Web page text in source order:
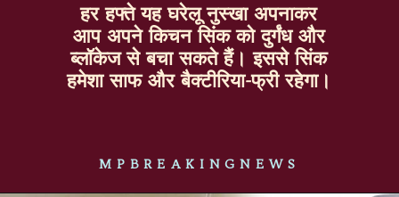
MPBREAKINGNEWS
हर हफ्ते यह घरेलू नुस्खा अपनाकर
आप अपने किचन सिंक को दुर्गंध और
ब्लॉकेज से बचा सकते हैं। इससे सिंक
हमेशा साफ और बैक्टीरिया-फ्री रहेगा।